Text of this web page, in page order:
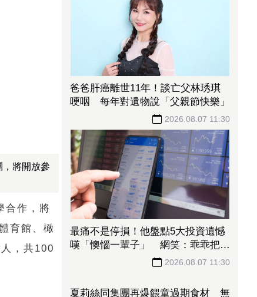
將開放參
合作，將
育館、橄
，共100
爸爸肝癌離世11年！談亡父林琇琪
哽咽 每年對遺物說「父親節快樂」
2026.08.07 11:30
最痛不是停損！他盤點5大投資遺憾
嘆「懊惱一輩子」 網笑：乖乖把錢
2026.08.07 11:30